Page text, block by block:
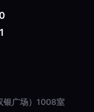
银广场）1008室